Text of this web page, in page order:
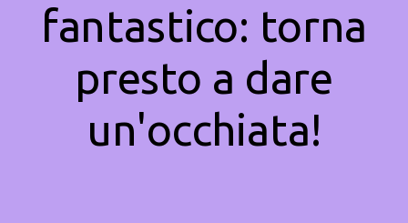
fantastico: torna
presto a dare
un'occhiata!